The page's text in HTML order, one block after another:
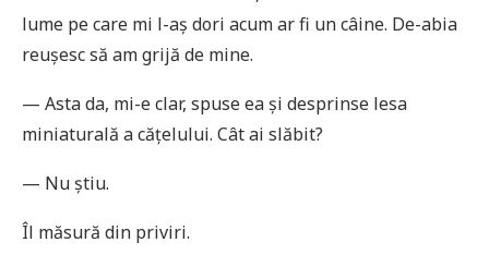
lume pe care mi l-aș dori acum ar fi un câine. De-abia
reușesc să am grijă de mine.
— Asta da, mi-e clar, spuse ea și desprinse lesa
miniaturală a cățelului. Cât ai slăbit?
— Nu știu.
Îl măsură din priviri.